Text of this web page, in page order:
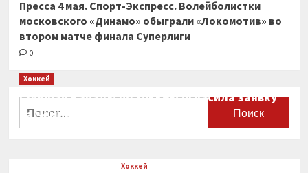
Пресса 4 мая. Спорт-Экспресс. Волейболистки
московского «Динамо» обыграли «Локомотив» во
втором матче финала Суперлиги
0
Хоккей
Сборная Канады по хоккею огласила заявку
на чемпионат мира
Хоккей